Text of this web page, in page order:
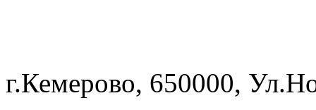
г.Кемерово, 650000,